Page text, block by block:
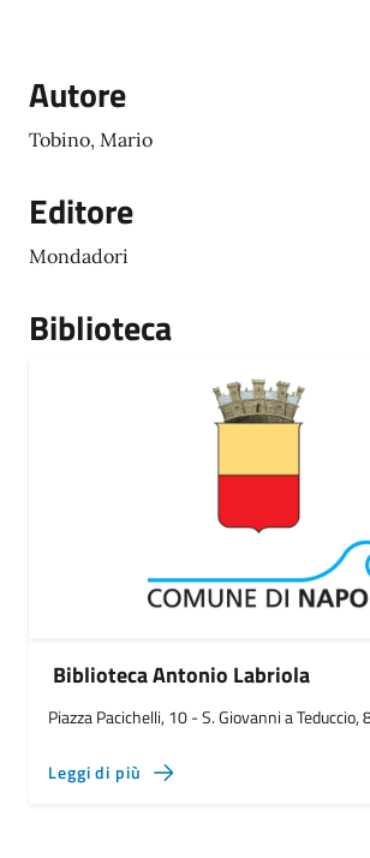
Autore
Tobino, Mario
Editore
Mondadori
Biblioteca
Biblioteca Antonio Labriola
Piazza Pacichelli, 10 - S. Giovanni a Teduccio,
Leggi di più